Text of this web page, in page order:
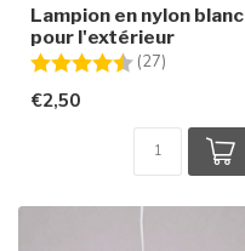
Lampion en nylon blanc
pour l'extérieur
Note:
(27)
€2,50